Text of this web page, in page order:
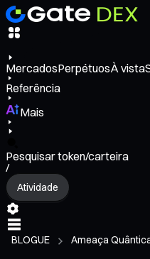
MercadosPerpétuosÀ vista
Referência
Mais
Pesquisar token/carteira
/
Atividade
BLOGUE Ameaça